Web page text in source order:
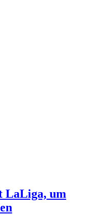
LaLiga, um